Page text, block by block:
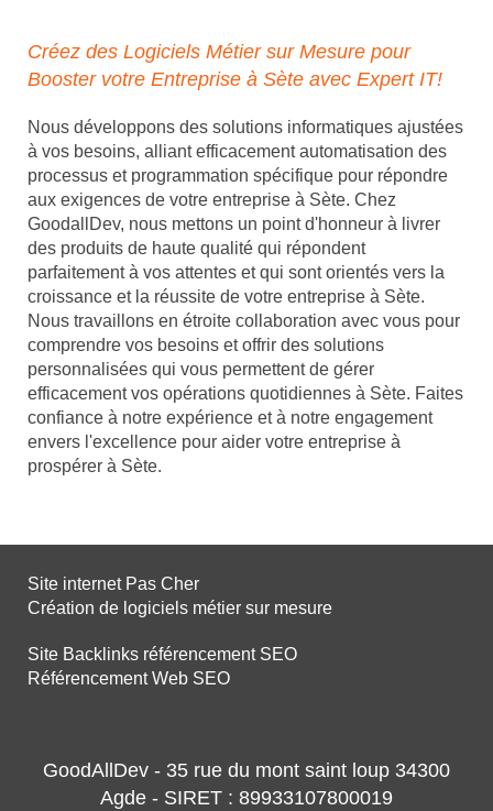
Créez des Logiciels Métier sur Mesure pour
Booster votre Entreprise à Sète avec Expert IT!
Nous développons des solutions informatiques ajustées
à vos besoins, alliant efficacement automatisation des
processus et programmation spécifique pour répondre
aux exigences de votre entreprise à Sète. Chez
GoodallDev, nous mettons un point d'honneur à livrer
des produits de haute qualité qui répondent
parfaitement à vos attentes et qui sont orientés vers la
croissance et la réussite de votre entreprise à Sète.
Nous travaillons en étroite collaboration avec vous pour
comprendre vos besoins et offrir des solutions
personnalisées qui vous permettent de gérer
efficacement vos opérations quotidiennes à Sète. Faites
confiance à notre expérience et à notre engagement
envers l'excellence pour aider votre entreprise à
prospérer à Sète.
Site internet Pas Cher
Création de logiciels métier sur mesure
Site Backlinks référencement SEO
Référencement Web SEO
GoodAllDev - 35 rue du mont saint loup 34300
Agde - SIRET : 89933107800019